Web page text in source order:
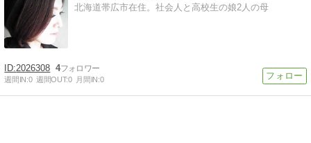
北海道帯広市在住。社会人と高校生の娘2人の母
2026308 4
週間IN:0 週間OUT:0 月間IN:0